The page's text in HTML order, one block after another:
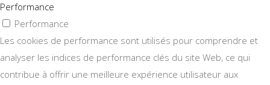
Performance
Performance
Les cookies de performance sont utilisés pour comprendre et
analyser les indices de performance clés du site Web, ce qui
contribue à offrir une meilleure expérience utilisateur aux